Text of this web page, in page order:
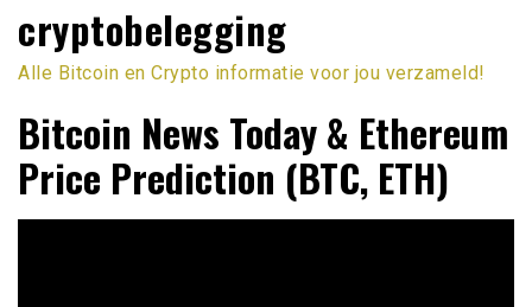
cryptobelegging
Alle Bitcoin en Crypto informatie voor jou verzameld!
Bitcoin News Today & Ethereum
Price Prediction (BTC, ETH)